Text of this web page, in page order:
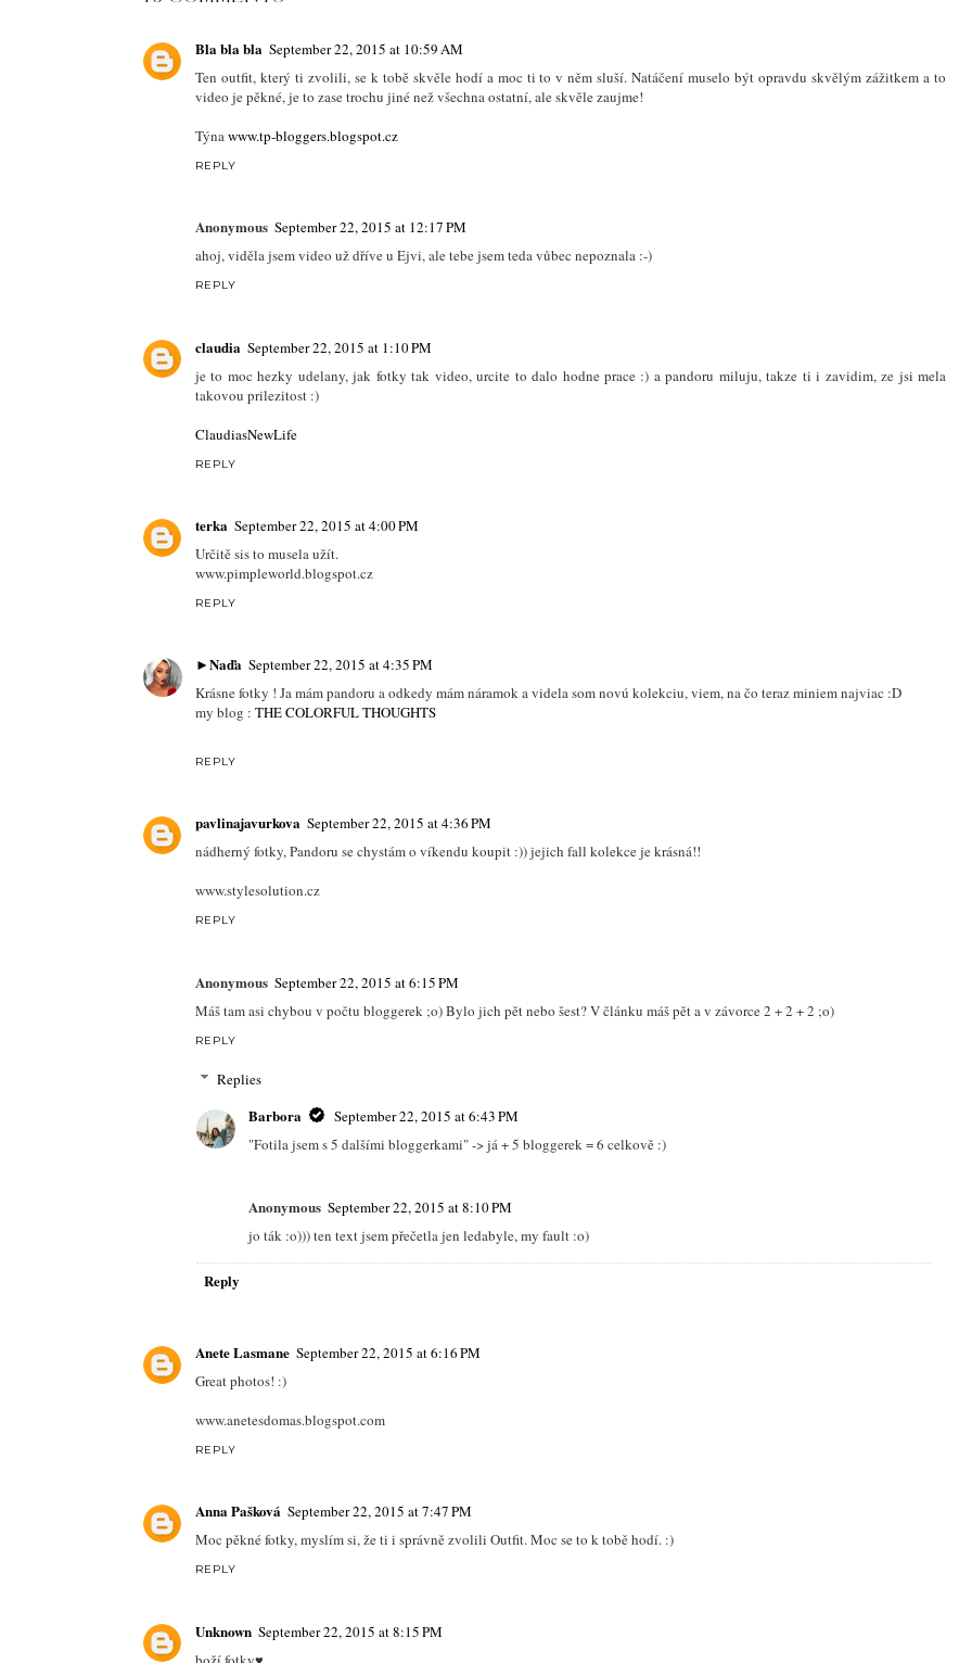
NEW IN: LOUIS
VUITTON COUSSIN
MY 10 ITEMS FOR
THIS FALL
SEPTEMBER 22, 2015
FASHION PANDORA
Bla bla bla September 22, 2015 at 10:59 AM
Ten outfit, který ti zvolili, se k tobě skvěle hodí a moc ti to v něm sluší. Natáčení muselo být opravdu skvělým zážitkem a to
Týna www.tp-bloggers.blogspot.cz
Anonymous September 22, 2015 at 12:17 PM
ahoj, viděla jsem video už dříve u Ejvi, ale tebe jsem teda vůbec nepoznala :-)
REPLY
claudia September 22, 2015 at 1:10 PM
je to moc hezky udelany, jak fotky tak video, urcite to dalo hodne prace :) a pandoru miluju, takze ti i zavidim, ze jsi mela
takovou prilezitost :)
ClaudiasNewLife
terka September 22, 2015 at 4:00 PM
www.pimpleworld.blogspot.cz
REPLY
►Naďa September 22, 2015 at 4:35 PM
Krásne fotky ! Ja mám pandoru a odkedy mám náramok a videla som novú kolekciu, viem, na čo teraz miniem najviac :D
my blog :
REPLY
pavlinajavurkova September 22, 2015 at 4:36 PM
www.stylesolution.cz
REPLY